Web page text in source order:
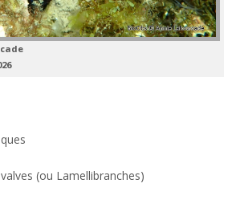
(ou Lamellibranches)